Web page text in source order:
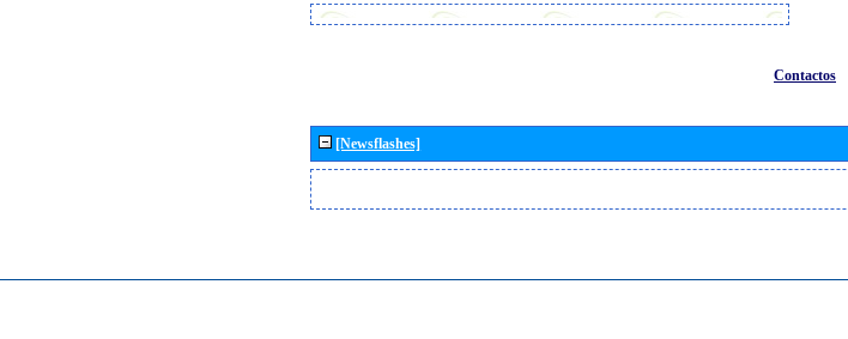
Contactos
[Newsflashes]